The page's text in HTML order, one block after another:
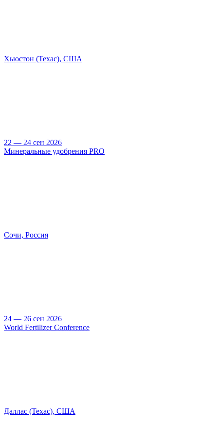
Хьюстон (Техас), США
22 — 24 сен 2026
Минеральные удобрения PRO
Сочи, Россия
24 — 26 сен 2026
World Fertilizer Conference
Даллас (Техас), США